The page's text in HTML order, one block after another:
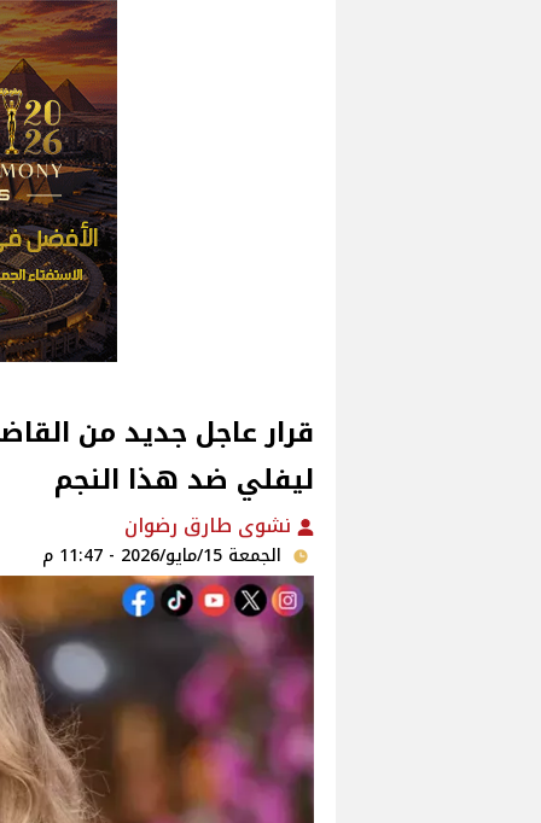
قرار عاجل جديد من
ليفلي ضد هذا النجم
نشوى طارق رضوان
الجمعة 15/مايو/2026 - 11:47 م